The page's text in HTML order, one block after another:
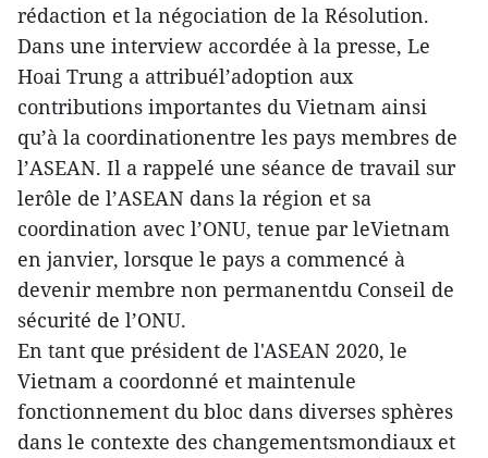
rédaction et la négociation de la Résolution.
Dans une interview accordée à la presse, Le
Hoai Trung a attribuél’adoption aux
contributions importantes du Vietnam ainsi
qu’à la coordinationentre les pays membres de
l’ASEAN. Il a rappelé une séance de travail sur
lerôle de l’ASEAN dans la région et sa
coordination avec l’ONU, tenue par leVietnam
en janvier, lorsque le pays a commencé à
devenir membre non permanentdu Conseil de
sécurité de l’ONU.
En tant que président de l'ASEAN 2020, le
Vietnam a coordonné et maintenule
fonctionnement du bloc dans diverses sphères
dans le contexte des changementsmondiaux et